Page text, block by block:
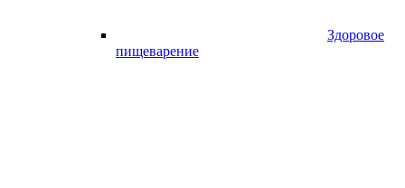
Здоровое
пищеварение